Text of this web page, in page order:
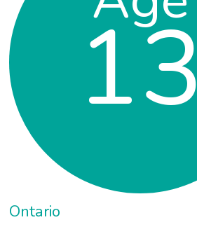
13
Ontario